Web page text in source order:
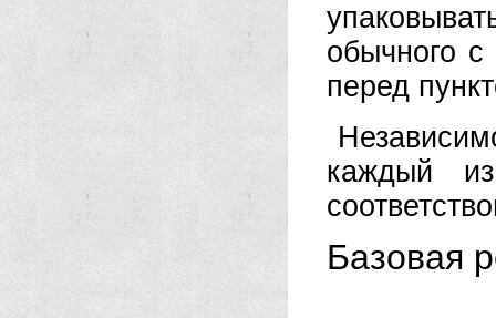
обычного
перед
каждый
Базовая